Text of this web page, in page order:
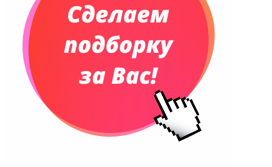
Сумки и Рюкзаки
Сумки для планшетов и ноутбуков
Рюкзаки
Конференц-сумки
Сумки для покупок промо
Несессеры и косметички
Сумки дорожные